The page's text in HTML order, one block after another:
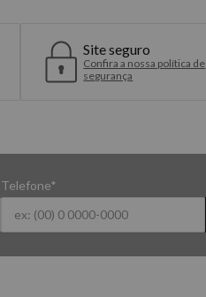
Site seguro
Confira a nossa política de
segurança
Telefone*